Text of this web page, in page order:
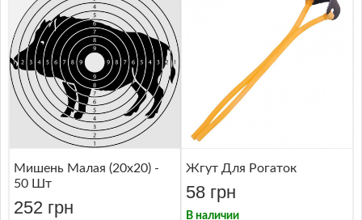
Мишень Малая (20x20) -
50 Шт
252 грн
Жгут Для Рогаток
58 грн
В наличии